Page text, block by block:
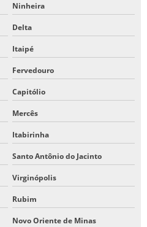
Ninheira
Delta
Itaipé
Fervedouro
Capitólio
Mercês
Itabirinha
Santo Antônio do Jacinto
Virginópolis
Rubim
Novo Oriente de Minas